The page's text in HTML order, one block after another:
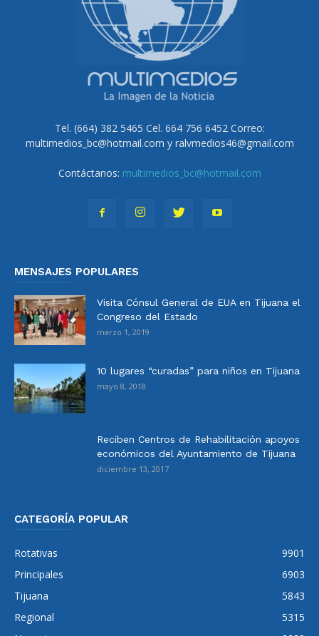
Tel. (664) 382 5465 Cel. 664 756 6452 Correo:
multimedios_bc@hotmail.com y ralvmedios46@gmail.com
Contáctanos: multimedios_bc@hotmail.com
MENSAJES POPULARES
Visita Cónsul General de EUA en Tijuana el
Congreso del Estado
marzo 1, 2019
10 lugares “curadas” para niños en Tijuana
mayo 8, 2018
Reciben Centros de Rehabilitación apoyos
económicos del Ayuntamiento de Tijuana
diciembre 13, 2017
CATEGORÍA POPULAR
Rotativas
9901
Principales
6903
Tijuana
5843
Regional
5315